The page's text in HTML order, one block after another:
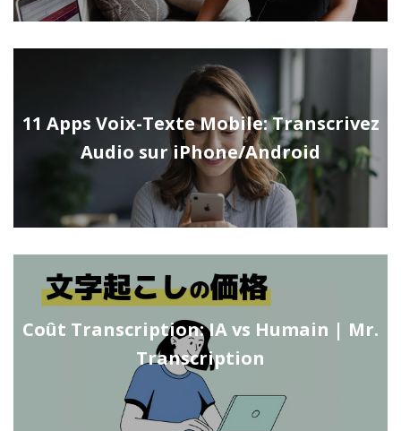
11 Apps Voix-Texte Mobile: Transcrivez
Audio sur iPhone/Android
Coût Transcription: IA vs Humain | Mr.
Transcription